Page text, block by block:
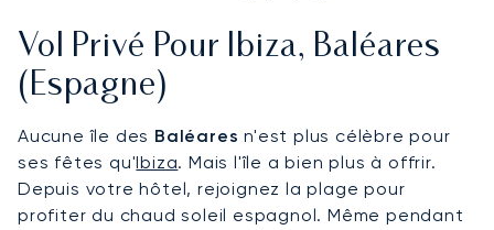
Vol Privé Pour Ibiza, Baléares
(Espagne)
Aucune île des Baléares n'est plus célèbre pour
ses fêtes qu'Ibiza. Mais l'île a bien plus à offrir.
Depuis votre hôtel, rejoignez la plage pour
profiter du chaud soleil espagnol. Même pendant